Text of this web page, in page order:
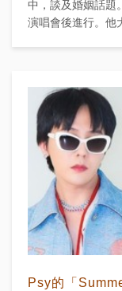
中，談及婚姻話題。 這次直播是在Jungkook於西班牙馬
演唱會後進行。他
Psy的「